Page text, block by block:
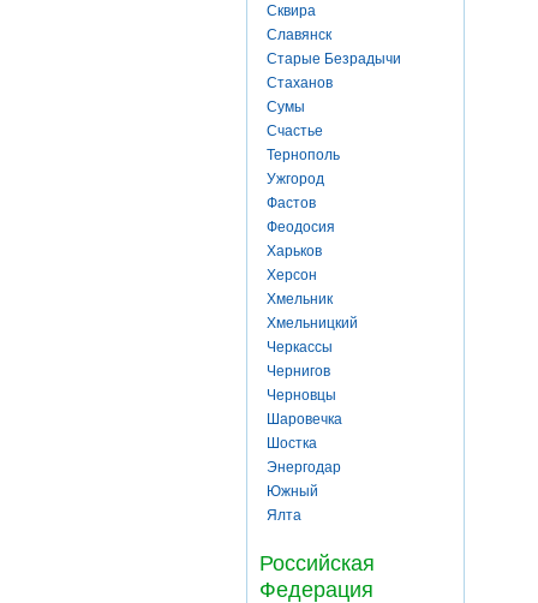
Сквира
Славянск
Старые Безрадычи
Стаханов
Сумы
Счастье
Тернополь
Ужгород
Фастов
Феодосия
Харьков
Херсон
Хмельник
Хмельницкий
Черкассы
Чернигов
Черновцы
Шаровечка
Шостка
Энергодар
Южный
Ялта
Российская
Федерация